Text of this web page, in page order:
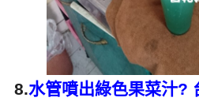
8.水管噴出綠色果菜汁?